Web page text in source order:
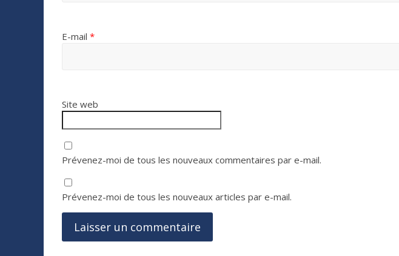
E-mail *
Site web
Prévenez-moi de tous les nouveaux commentaires par e-mail.
Prévenez-moi de tous les nouveaux articles par e-mail.